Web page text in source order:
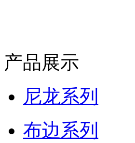
产品展示
尼龙系列
布边系列